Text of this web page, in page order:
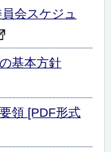
会スケジュ
基本方針
領 [PDF形式